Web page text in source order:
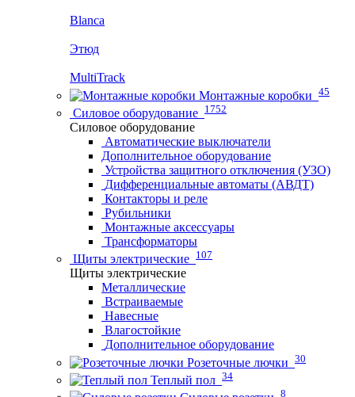
Blanca
Этюд
MultiTrack
Монтажные коробки 45
Силовое оборудование 1752
Силовое оборудование
Автоматические выключатели
Дополнительное оборудование
Устройства защитного отключения (УЗО)
Дифференциальные автоматы (АВДТ)
Контакторы и реле
Рубильники
Монтажные аксессуары
Трансформаторы
Щиты электрические 107
Щиты электрические
Металлические
Встраиваемые
Навесные
Влагостойкие
Дополнительное оборудование
Розеточные лючки 30
Теплый пол 34
8